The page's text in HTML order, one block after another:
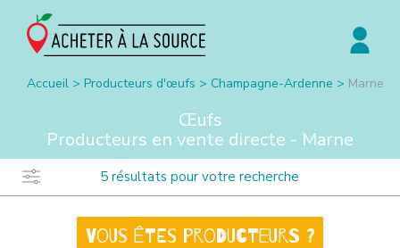
Accueil > Producteurs d'œufs > Champagne-Ardenne > Marne
Œufs
Producteurs en vente directe - Marne
5 résultats pour votre recherche
Vous êtes producteurs ?